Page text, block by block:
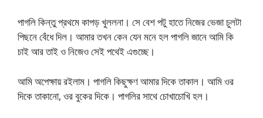
পাগলি কিন্তু প্রথমে কাপড় খুললনা। সে বেশ পটু হাতে নিজের ভেজা চুলটা
পিছনে বেঁধে দিল। আমার তখন কেন যেন মনে হল পাগলি জানে আমি কি
চাই আর তাই ও নিজেও সেই পথেই এগুচ্ছে।
আমি অপেক্ষায় রইলাম। পাগলি কিছুক্ষণ আমার দিকে তাকাল। আমি ওর
দিকে তাকানো, ওর বুকের দিকে। পাগলির সাথে চোখাচোখি হল।